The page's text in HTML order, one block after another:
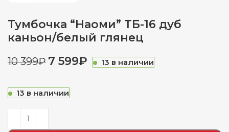
Тумбочка “Наоми” ТБ-16 дуб
каньон/белый глянец
10 399₽ 7 599₽ 13 в наличии
13 в наличии